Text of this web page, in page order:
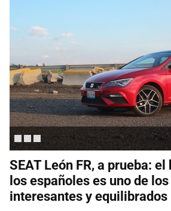
SEAT León FR, a prueba:
los españoles es uno de
interesantes y equilibrados